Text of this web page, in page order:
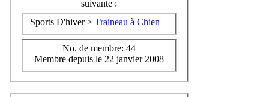
suivante :
Sports D'hiver > Traineau à Chien
No. de membre: 44
Membre depuis le 22 janvier 2008